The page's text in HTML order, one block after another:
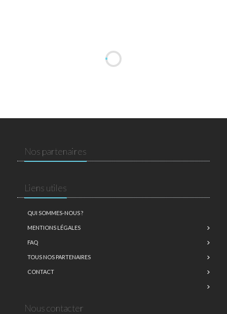
Nos partenaires
Liens utiles
QUI SOMMES-NOUS ?
MENTIONS LÉGALES
FAQ
TOUS NOS PARTENAIRES
CONTACT
Nous contacter